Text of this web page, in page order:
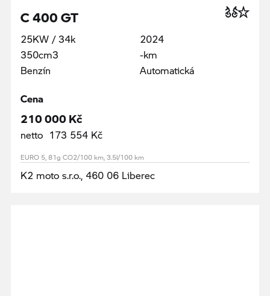
C 400 GT
25KW / 34k
350cm3
Benzín
2024
-km
Automatická
Cena
210 000 Kč
netto 173 554 Kč
EURO 5, 81g CO2/100 km, 3.5l/100 km
K2 moto s.r.o., 460 06 Liberec